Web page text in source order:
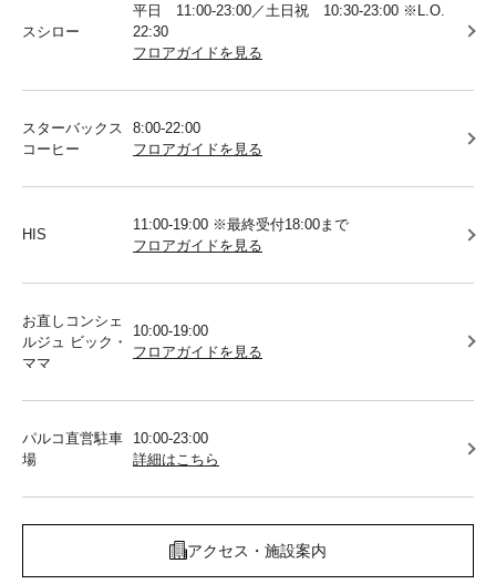
スシロー
平日 11:00-23:00／土日祝 10:30-23:00 ※L.O.
22:30
フロアガイドを見る
スターバックス
コーヒー
8:00-22:00
フロアガイドを見る
HIS
11:00-19:00 ※最終受付18:00まで
フロアガイドを見る
お直しコンシェ
ルジュ ビック・
ママ
10:00-19:00
フロアガイドを見る
パルコ直営駐車
場
10:00-23:00
詳細はこちら
アクセス・施設案内